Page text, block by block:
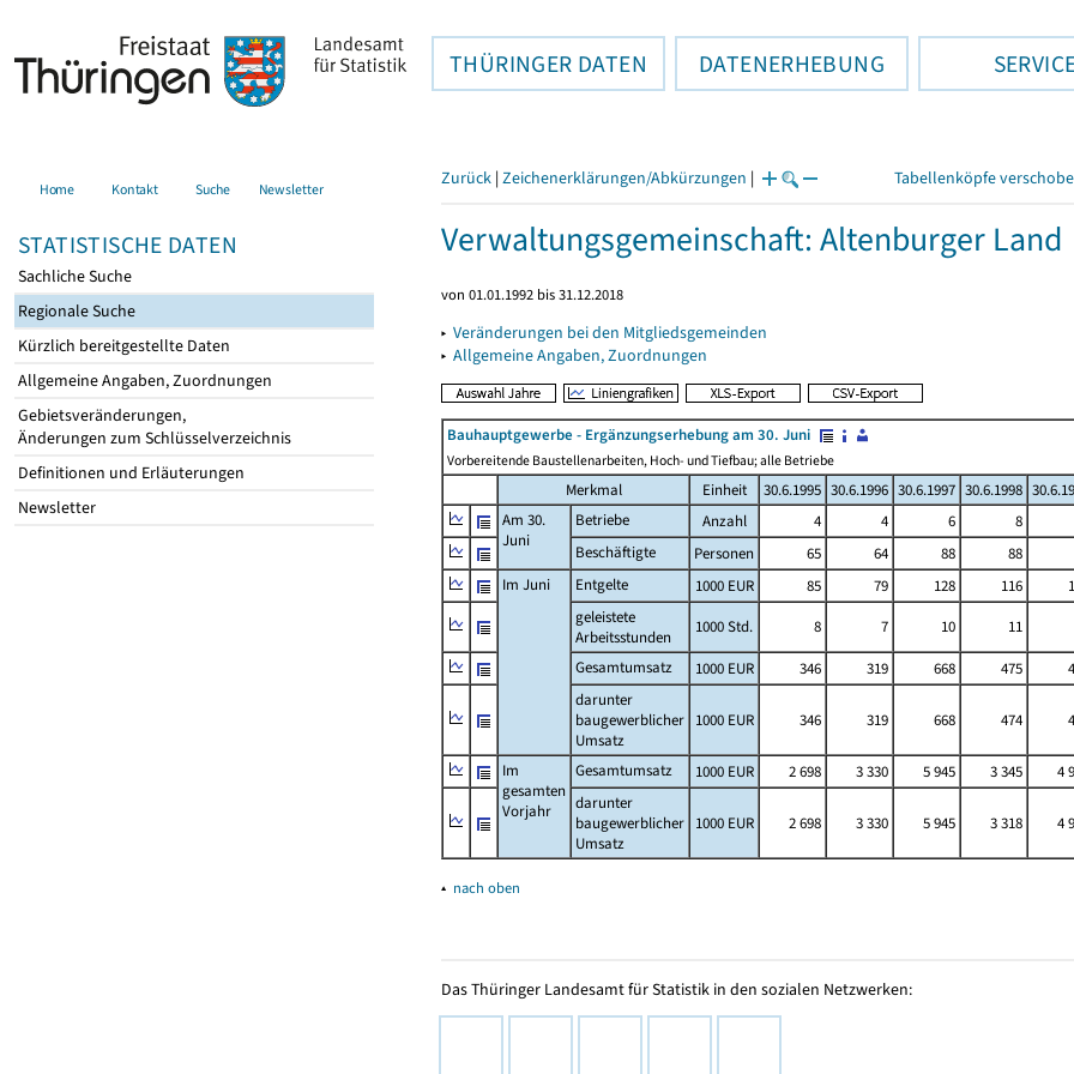
THÜRINGER DATEN DATENERHEBUNG
Home Kontakt Suche Newsletter
STATISTISCHE DATEN
Sachliche Suche
Regionale Suche
Kürzlich bereitgestellte Daten
Allgemeine Angaben, Zuordnungen
Gebietsveränderungen,
Änderungen zum Schlüsselverzeichnis
Definitionen und Erläuterungen
Newsletter
Zurück | Zeichenerklärungen/Abkürzungen | Tabellenköpfe
Verwaltungsgemeinschaft: Altenburger Land
von 01.01.1992 bis 31.12.2018
▸ Veränderungen bei den Mitgliedsgemeinden
▸ Allgemeine Angaben, Zuordnungen
Bauhauptgewerbe - Ergänzungserhebung am 30. Juni
Vorbereitende Baustellenarbeiten, Hoch- und Tiefbau; alle Betriebe
Merkmal Einheit 30.6.1995 30.6.1996 30.6.1997 30.6.1998
Am 30.
Juni
Betriebe Anzahl 4 4 6 8
Beschäftigte
Personen 65 64 88 88
Im Juni
Entgelte 1000 EUR 85 79 128 116
geleistete
Arbeitsstunden
1000 Std. 8 7 10 11
Gesamtumsatz
1000 EUR 346 319 668 475
darunter
baugewerblicher
Umsatz
1000 EUR 346 319 668 474
Im
gesamten
Vorjahr
Gesamtumsatz 1000 EUR 2 698 3 330 5 945 3 345 4
darunter
baugewerblicher
Umsatz
1000 EUR 2 698 3 330 5 945 3 318 4
▴ nach oben
Das Thüringer Landesamt für Statistik in den sozialen Netzwerken: